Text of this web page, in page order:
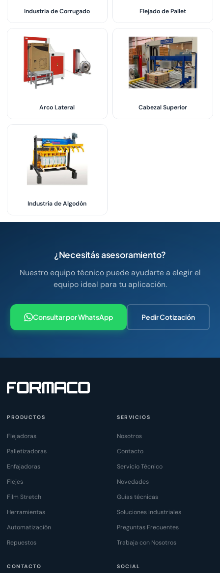
Industria de Corrugado Flejado de Pallet
Arco Lateral Cabezal Superior
Industria de Algodón
¿Necesitás asesoramiento?
Nuestro equipo técnico puede ayudarte a elegir el
equipo ideal para tu aplicación.
Consultar por WhatsApp Pedir Cotización
PRODUCTOS
Flejadoras
Palletizadoras
Enfajadoras
Flejes
Film Stretch
Herramientas
Automatización
Repuestos
SERVICIOS
Nosotros
Contacto
Servicio Técnico
Novedades
Guías técnicas
Soluciones Industriales
Preguntas Frecuentes
Trabaja con Nosotros
CONTACTO SOCIAL